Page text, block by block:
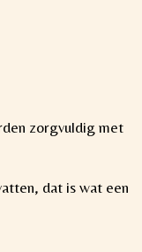
zorgvuldig met
dat is wat een